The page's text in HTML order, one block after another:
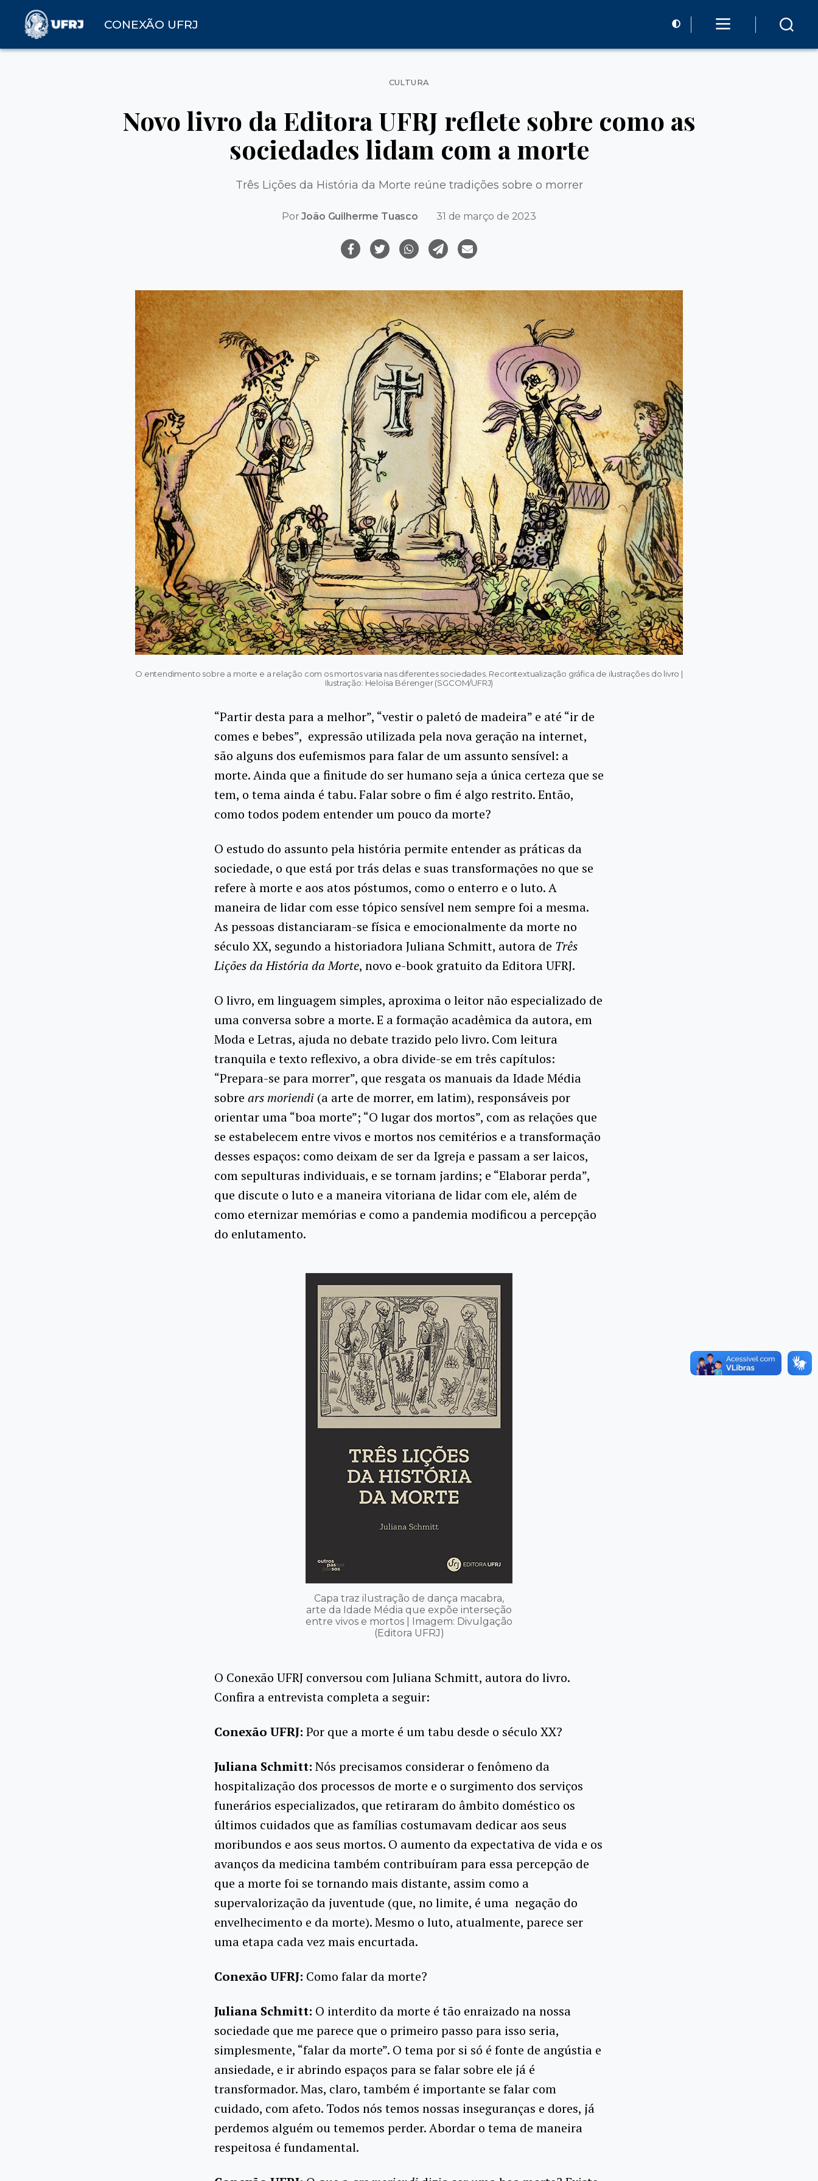
CONEXÃO UFRJ
Categorias
CULTURA
Novo livro da Editora UFRJ reflete sobre como as
sociedades lidam com a morte
Três Lições da História da Morte reúne tradições sobre o morrer
PorJoão Guilherme Tuasco 31 de março de 2023
O entendimento sobre a morte e a relação com os mortos varia nas diferentes sociedades. Recontextualização gráfica de ilustrações do livro |
Ilustração: Heloísa Bérenger (SGCOM/UFRJ)
“Partir desta para a melhor”, “vestir o paletó de madeira” e até “ir de
comes e bebes”, expressão utilizada pela nova geração na internet,
são alguns dos eufemismos para falar de um assunto sensível: a
morte. Ainda que a finitude do ser humano seja a única certeza que se
tem, o tema ainda é tabu. Falar sobre o fim é algo restrito. Então,
como todos podem entender um pouco da morte?
O estudo do assunto pela história permite entender as práticas da
sociedade, o que está por trás delas e suas transformações no que se
refere à morte e aos atos póstumos, como o enterro e o luto. A
maneira de lidar com esse tópico sensível nem sempre foi a mesma.
As pessoas distanciaram-se física e emocionalmente da morte no
século XX, segundo a historiadora Juliana Schmitt, autora de Três
Lições da História da Morte, novo e-book gratuito da Editora UFRJ.
O livro, em linguagem simples, aproxima o leitor não especializado de
uma conversa sobre a morte. E a formação acadêmica da autora, em
Moda e Letras, ajuda no debate trazido pelo livro. Com leitura
tranquila e texto reflexivo, a obra divide-se em três capítulos:
“Prepara-se para morrer”, que resgata os manuais da Idade Média
sobre ars moriendi (a arte de morrer, em latim), responsáveis por
orientar uma “boa morte”; “O lugar dos mortos”, com as relações que
se estabelecem entre vivos e mortos nos cemitérios e a transformação
desses espaços: como deixam de ser da Igreja e passam a ser laicos,
com sepulturas individuais, e se tornam jardins; e “Elaborar perda”,
que discute o luto e a maneira vitoriana de lidar com ele, além de
como eternizar memórias e como a pandemia modificou a percepção
do enlutamento.
Capa traz ilustração de dança macabra,
arte da Idade Média que expõe interseção
entre vivos e mortos | Imagem: Divulgação
(Editora UFRJ)
O Conexão UFRJ conversou com Juliana Schmitt, autora do livro.
Confira a entrevista completa a seguir:
Conexão UFRJ: Por que a morte é um tabu desde o século XX?
Juliana Schmitt: Nós precisamos considerar o fenômeno da
hospitalização dos processos de morte e o surgimento dos serviços
funerários especializados, que retiraram do âmbito doméstico os
últimos cuidados que as famílias costumavam dedicar aos seus
moribundos e aos seus mortos. O aumento da expectativa de vida e os
avanços da medicina também contribuíram para essa percepção de
que a morte foi se tornando mais distante, assim como a
supervalorização da juventude (que, no limite, é uma negação do
envelhecimento e da morte). Mesmo o luto, atualmente, parece ser
uma etapa cada vez mais encurtada.
Conexão UFRJ: Como falar da morte?
Juliana Schmitt: O interdito da morte é tão enraizado na nossa
sociedade que me parece que o primeiro passo para isso seria,
simplesmente, “falar da morte”. O tema por si só é fonte de angústia e
ansiedade, e ir abrindo espaços para se falar sobre ele já é
transformador. Mas, claro, também é importante se falar com
cuidado, com afeto. Todos nós temos nossas inseguranças e dores, já
perdemos alguém ou tememos perder. Abordar o tema de maneira
respeitosa é fundamental.